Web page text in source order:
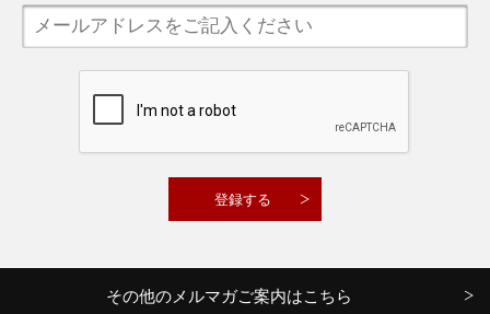
その他のメルマガご案内はこちら